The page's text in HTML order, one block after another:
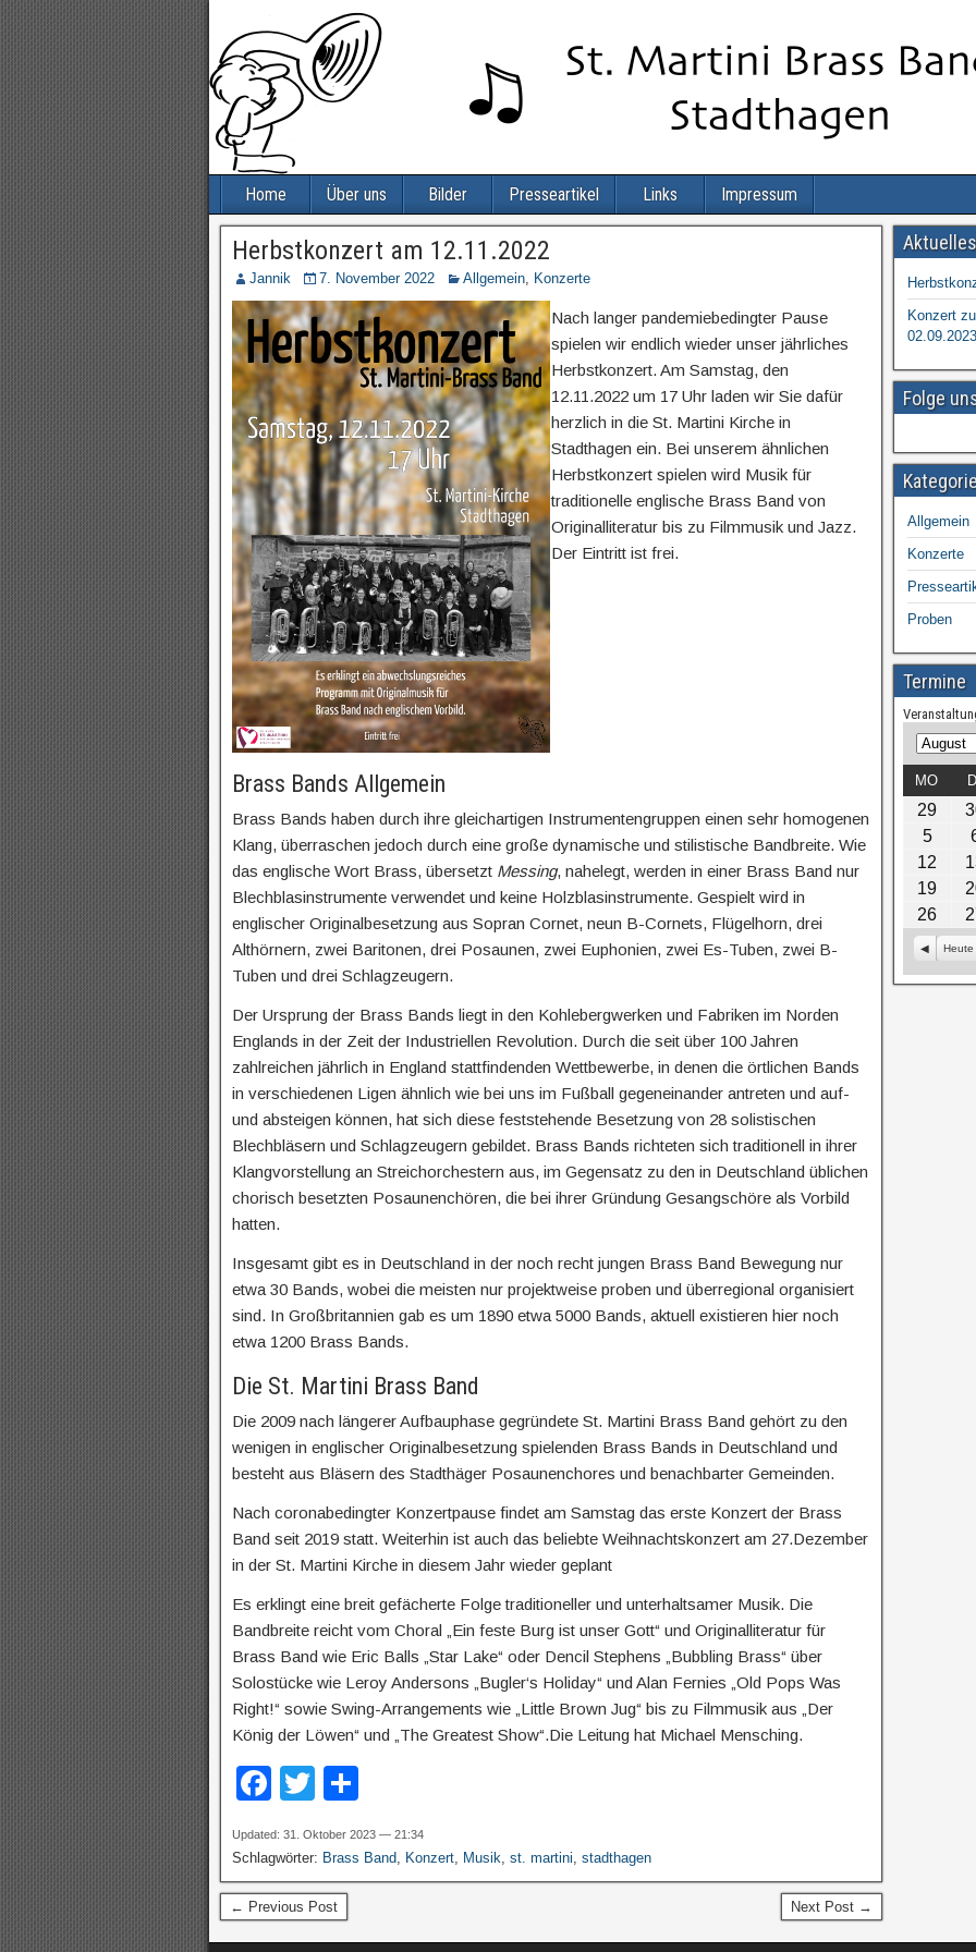
Home Über uns Bilder Presseartikel Links Impressum
Herbstkonzert am 12.11.2022
Jannik 7. November 2022 Allgemein, Konzerte
Nach langer pandemiebedingter Pause
spielen wir endlich wieder unser jährliches
Herbstkonzert. Am Samstag, den
12.11.2022 um 17 Uhr laden wir Sie dafür
herzlich in die St. Martini Kirche in
Stadthagen ein. Bei unserem ähnlichen
Herbstkonzert spielen wird Musik für
traditionelle englische Brass Band von
Originalliteratur bis zu Filmmusik und Jazz.
Der Eintritt ist frei.
Brass Bands Allgemein
Brass Bands haben durch ihre gleichartigen Instrumentengruppen einen sehr homogenen
Klang, überraschen jedoch durch eine große dynamische und stilistische Bandbreite. Wie
das englische Wort Brass, übersetzt Messing, nahelegt, werden in einer Brass Band nur
Blechblasinstrumente verwendet und keine Holzblasinstrumente. Gespielt wird in
englischer Originalbesetzung aus Sopran Cornet, neun B-Cornets, Flügelhorn, drei
Althörnern, zwei Baritonen, drei Posaunen, zwei Euphonien, zwei Es-Tuben, zwei B-
Tuben und drei Schlagzeugern.
Der Ursprung der Brass Bands liegt in den Kohlebergwerken und Fabriken im Norden
Englands in der Zeit der Industriellen Revolution. Durch die seit über 100 Jahren
zahlreichen jährlich in England stattfindenden Wettbewerbe, in denen die örtlichen Bands
in verschiedenen Ligen ähnlich wie bei uns im Fußball gegeneinander antreten und auf-
und absteigen können, hat sich diese feststehende Besetzung von 28 solistischen
Blechbläsern und Schlagzeugern gebildet. Brass Bands richteten sich traditionell in ihrer
Klangvorstellung an Streichorchestern aus, im Gegensatz zu den in Deutschland üblichen
chorisch besetzten Posaunenchören, die bei ihrer Gründung Gesangschöre als Vorbild
hatten.
Insgesamt gibt es in Deutschland in der noch recht jungen Brass Band Bewegung nur
etwa 30 Bands, wobei die meisten nur projektweise proben und überregional organisiert
sind. In Großbritannien gab es um 1890 etwa 5000 Bands, aktuell existieren hier noch
etwa 1200 Brass Bands.
Die St. Martini Brass Band
Die 2009 nach längerer Aufbauphase gegründete St. Martini Brass Band gehört zu den
wenigen in englischer Originalbesetzung spielenden Brass Bands in Deutschland und
besteht aus Bläsern des Stadthäger Posaunenchores und benachbarter Gemeinden.
Nach coronabedingter Konzertpause findet am Samstag das erste Konzert der Brass
Band seit 2019 statt. Weiterhin ist auch das beliebte Weihnachtskonzert am 27.Dezember
in der St. Martini Kirche in diesem Jahr wieder geplant
Es erklingt eine breit gefächerte Folge traditioneller und unterhaltsamer Musik. Die
Bandbreite reicht vom Choral „Ein feste Burg ist unser Gott“ und Originalliteratur für
Brass Band wie Eric Balls „Star Lake“ oder Dencil Stephens „Bubbling Brass“ über
Solostücke wie Leroy Andersons „Bugler‘s Holiday“ und Alan Fernies „Old Pops Was
Right!“ sowie Swing-Arrangements wie „Little Brown Jug“ bis zu Filmmusik aus „Der
König der Löwen“ und „The Greatest Show“.Die Leitung hat Michael Mensching.
F
c
e
b
T
tt
er
e
n
Updated: 31. Oktober 2023 — 21:34
Schlagwörter: Brass Band, Konzert, Musik, st. martini, stadthagen
← Previous Post Next Post →
Aktuelles
Konzert
02.09.2023
Folge
Allgemein
Konzerte
Proben
Termine
M
o
n
a
J
a
h
r
MO DI
29
5
12
19
26
Z
Heute